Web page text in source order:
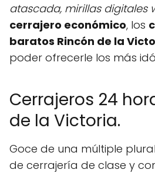
atascada, mirillas digitales
cerrajero económico, los
baratos Rincón de la
poder ofrecerle los más
Cerrajeros 24
de la Victoria.
Goce de una múltiple
de cerrajería de clase y